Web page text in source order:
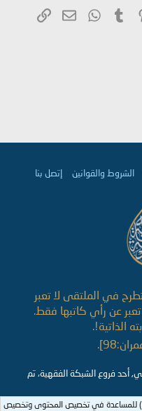
Pinterest
Tumblr
WhatsApp
البريد
الشروط والقوانين إتصل بنا
في الملتقى لا تعبر
تعبر عن رأي كاتبها فقط.
الذاتية!.
فروع الشبكة الفقهية، تم
) للمساعدة في تخصيص المحتوى وتخصيص